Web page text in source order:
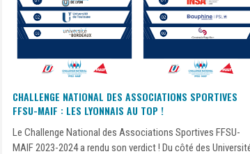
CHALLENGE NATIONAL DES ASSOCIATIONS SPORTIVES
FFSU-MAIF : LES LYONNAIS AU TOP !
Le Challenge National des Associations Sportives FFSU-
MAIF 2023-2024 a rendu son verdict ! Du côté des